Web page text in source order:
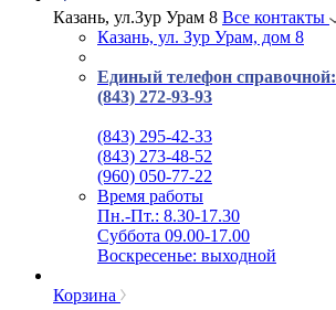
Казань, ул.Зур Урам 8 Все контакты
Казань, ул. Зур Урам, дом 8
Единый телефон справочной:
(843) 272-93-93
(843) 295-42-33
(843) 273-48-52
(960) 050-77-22
Время работы
Пн.-Пт.: 8.30-17.30
Суббота 09.00-17.00
Воскресенье: выходной
Корзина